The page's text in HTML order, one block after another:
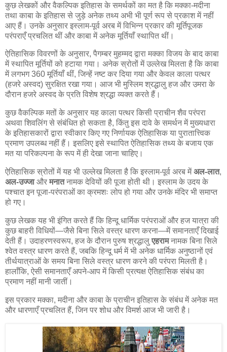
कुछ लेखकों और वैकल्पिक इतिहास के समर्थकों का मत है कि मक्का-मदीना
तथा काबा के इतिहास से जुड़े अनेक तथ्य अभी भी पूर्ण रूप से प्रकाश में नहीं
आए हैं। उनके अनुसार इस्लाम-पूर्व अरब में विभिन्न प्रकार की मूर्तिपूजक
परंपराएँ प्रचलित थीं और काबा में अनेक मूर्तियाँ स्थापित थीं।
ऐतिहासिक विवरणों के अनुसार, पैगम्बर मुहम्मद द्वारा मक्का विजय के बाद काबा
में स्थापित मूर्तियों को हटाया गया। अनेक स्रोतों में उल्लेख मिलता है कि काबा
में लगभग 360 मूर्तियाँ थीं, जिन्हें नष्ट कर दिया गया और केवल काला पत्थर
(हजरे अस्वद) सुरक्षित रखा गया। आज भी मुस्लिम श्रद्धालु हज और उमरा के
दौरान हजरे अस्वद के प्रति विशेष श्रद्धा व्यक्त करते हैं।
कुछ वैकल्पिक मतों के अनुसार यह काला पत्थर किसी प्राचीन शैव परंपरा
अथवा शिवलिंग से संबंधित हो सकता है, किंतु इस दावे के समर्थन में मुख्यधारा
के इतिहासकारों द्वारा स्वीकार किए गए निर्णायक ऐतिहासिक या पुरातात्त्विक
प्रमाण उपलब्ध नहीं हैं। इसलिए इसे स्थापित ऐतिहासिक तथ्य के बजाय एक
मत या परिकल्पना के रूप में ही देखा जाना चाहिए।
ऐतिहासिक स्रोतों में यह भी उल्लेख मिलता है कि इस्लाम-पूर्व अरब मेंअल-लात,
अल-उज्जाऔरमनातनामक देवियों की पूजा होती थी। इस्लाम के उदय के
पश्चात इन पूजा-परंपराओं का क्रमशः लोप हो गया और उनके मंदिर भी समाप्त
हो गए।
कुछ लेखक यह भी इंगित करते हैं कि हिन्दू धार्मिक परंपराओं और हज यात्रा की
कुछ बाहरी विधियों—जैसे बिना सिले वस्त्र धारण करना—में समानताएँ दिखाई
देती हैं। उदाहरणस्वरूप, हज के दौरान पुरुष श्रद्धालुएहरामनामक बिना सिले
श्वेत वस्त्र धारण करते हैं, जबकि हिन्दू धर्म में भी अनेक धार्मिक अनुष्ठानों एवं
तीर्थयात्राओं के समय बिना सिले वस्त्र धारण करने की परंपरा मिलती है।
हालाँकि, ऐसी समानताएँ अपने-आप में किसी प्रत्यक्ष ऐतिहासिक संबंध का
प्रमाण नहीं मानी जातीं।
इस प्रकार मक्का, मदीना और काबा के प्राचीन इतिहास के संबंध में अनेक मत
और धारणाएँ प्रचलित हैं, जिन पर शोध और विमर्श आज भी जारी है।